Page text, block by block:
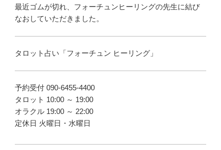
最近ゴムが切れ、フォーチュンヒーリングの先生に結び
なおしていただきました。
タロット占い「フォーチュン ヒーリング」
予約受付 090-6455-4400
タロット 10:00 ～ 19:00
オラクル 19:00 ～ 22:00
定休日 火曜日・水曜日